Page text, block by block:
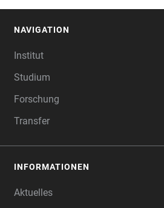
NAVIGATION
Institut
Studium
Forschung
Transfer
INFORMATIONEN
Aktuelles